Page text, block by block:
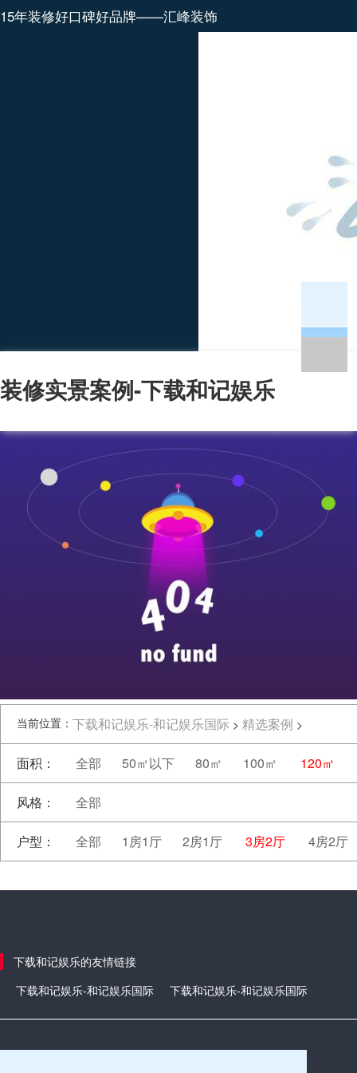
15年装修好口碑好品牌——汇峰装饰
装修实景案例-下载和记娱乐
当前位置： 下载和记娱乐-和记娱乐国际 > 精选案例 >
面积： 全部 50㎡以下 80㎡ 100㎡ 120㎡
风格： 全部
户型： 全部 1房1厅 2房1厅 3房2厅 4房2厅
下载和记娱乐的友情链接
下载和记娱乐-和记娱乐国际
下载和记娱乐-和记娱乐国际